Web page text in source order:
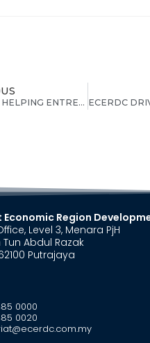
ECERDC HELPING ENTREPRENEURS IN ECER ADAPT TO NEW NORMAL
Economic Region
Level 3, Menara PjH
Tun Abdul Razak
Putrajaya
0000
0020